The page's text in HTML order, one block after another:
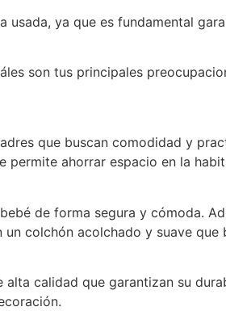
ya que es fundamental
son tus principales
que buscan comodidad y
ahorrar espacio en la
de forma segura y cómoda.
colchón acolchado y suave
calidad que garantizan su